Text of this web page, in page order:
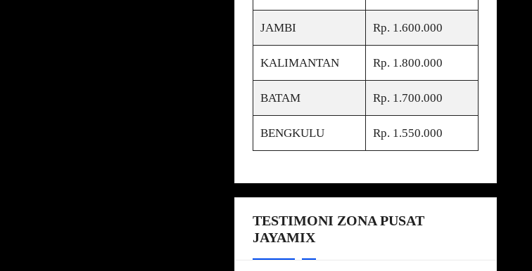
JAMBI Rp. 1.600.000
KALIMANTAN Rp. 1.800.000
BATAM Rp. 1.700.000
BENGKULU Rp. 1.550.000
TESTIMONI ZONA PUSAT
JAYAMIX